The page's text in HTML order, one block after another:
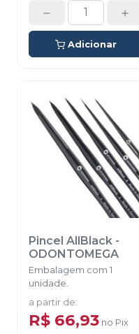
Adicionar
Pincel AllBlack -
ODONTOMEGA
Embalagem com 1
unidade.
a partir de:
R$ 66,93 no Pix